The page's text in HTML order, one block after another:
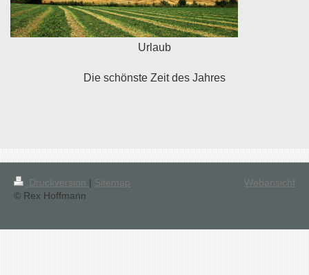
Urlaub
Die schönste Zeit des Jahres
Druckversion | Sitemap
© Rex Hoffmann
Webansicht